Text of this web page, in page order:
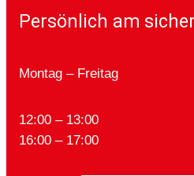
Persönlich am
Montag – Freitag
12:00 – 13:00
16:00 – 17:00